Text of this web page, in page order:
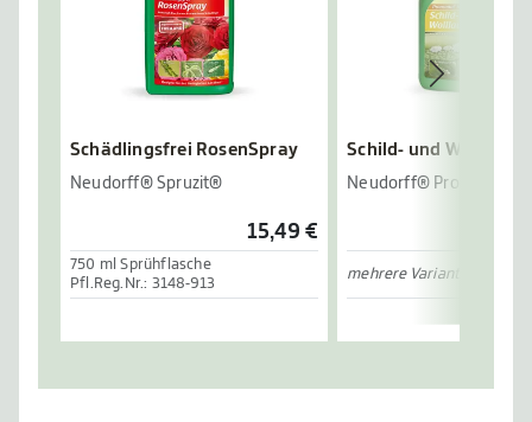
Schädlingsfrei RosenSpray
Neudorff® Spruzit®
15,49 €
750 ml Sprühflasche
Pfl.Reg.Nr.: 3148-913
Schild- und
Neudorff® Promanal®
mehrere Varianten